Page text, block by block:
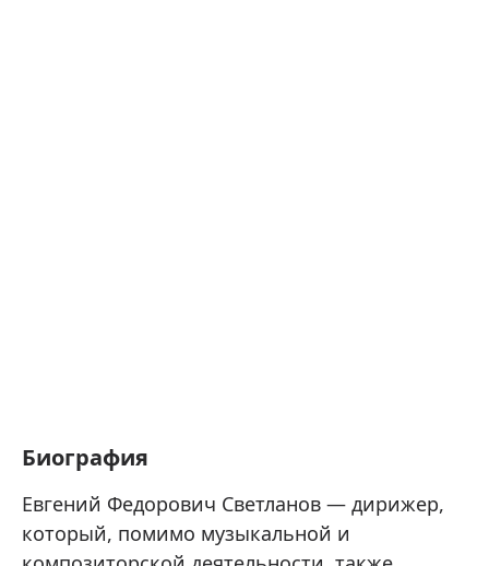
Биография
Евгений Федорович Светланов — дирижер,
который, помимо музыкальной и